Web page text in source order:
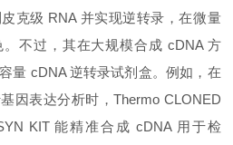
克级 RNA 并实现逆转录，在微量
不过，其在大规模合成 cDNA 方
量 cDNA 逆转录试剂盒。例如，在
因表达分析时，Thermo CLONED
KIT 能精准合成 cDNA 用于检